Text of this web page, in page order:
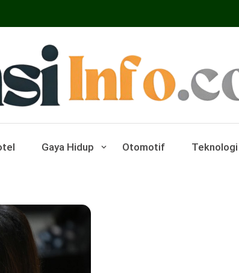
Gaya Hidup Otomotif Teknologi